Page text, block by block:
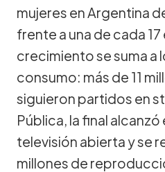
mujeres en Argentina
frente a una de cada
crecimiento se suma a
consumo: más de 11
siguieron partidos en
Pública, la final alcanzó
televisión abierta y se
millones de